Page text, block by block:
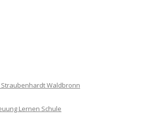
Straubenhardt Waldbronn
Lernen Schule